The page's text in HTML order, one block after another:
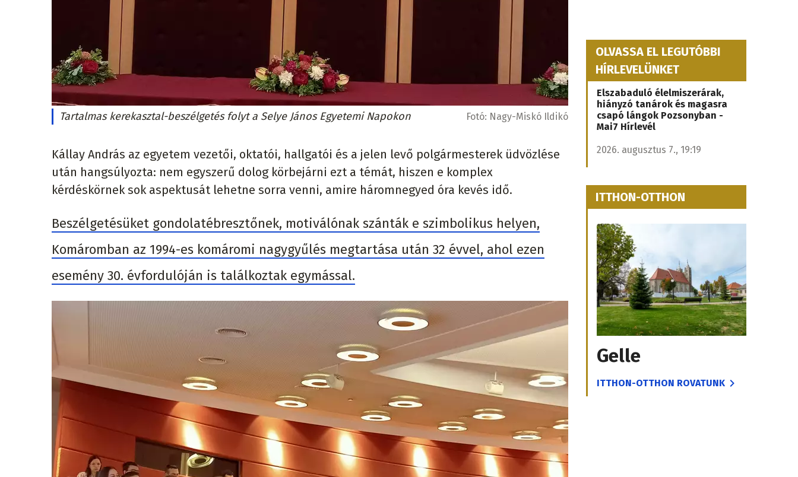
Tartalmas kerekasztal-beszélgetés folyt a Selye János Egyetemi Napokon Fotó: Nagy-Miskó Ildikó
Kállay András az egyetem vezetői, oktatói, hallgatói és a jelen levő polgármesterek üdvözlése
után hangsúlyozta: nem egyszerű dolog körbejárni ezt a témát, hiszen e komplex
kérdéskörnek sok aspektusát lehetne sorra venni, amire háromnegyed óra kevés idő.
Beszélgetésüket gondolatébresztőnek, motiválónak szánták e szimbolikus helyen,
Komáromban az 1994-es komáromi nagygyűlés megtartása után 32 évvel, ahol ezen
esemény 30. évfordulóján is találkoztak egymással.
OLVASSA EL LEGUTÓBBI
HÍRLEVELÜNKET
Elszabaduló élelmiszerárak,
hiányzó tanárok és magasra
csapó lángok Pozsonyban -
Mai7 Hírlevél
2026. augusztus 7., 19:19
ITTHON-OTTHON
Gelle
ITTHON-OTTHON ROVATUNK